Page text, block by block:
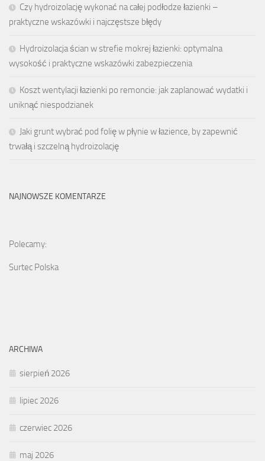
Czy hydroizolację wykonać na całej podłodze łazienki –
praktyczne wskazówki i najczęstsze błędy
Hydroizolacja ścian w strefie mokrej łazienki: optymalna
wysokość i praktyczne wskazówki zabezpieczenia
Koszt wentylacji łazienki po remoncie: jak zaplanować wydatki i
uniknąć niespodzianek
Jaki grunt wybrać pod folię w płynie w łazience, by zapewnić
trwałą i szczelną hydroizolację
NAJNOWSZE KOMENTARZE
Polecamy:
Surtec Polska
ARCHIWA
sierpień 2026
lipiec 2026
czerwiec 2026
maj 2026